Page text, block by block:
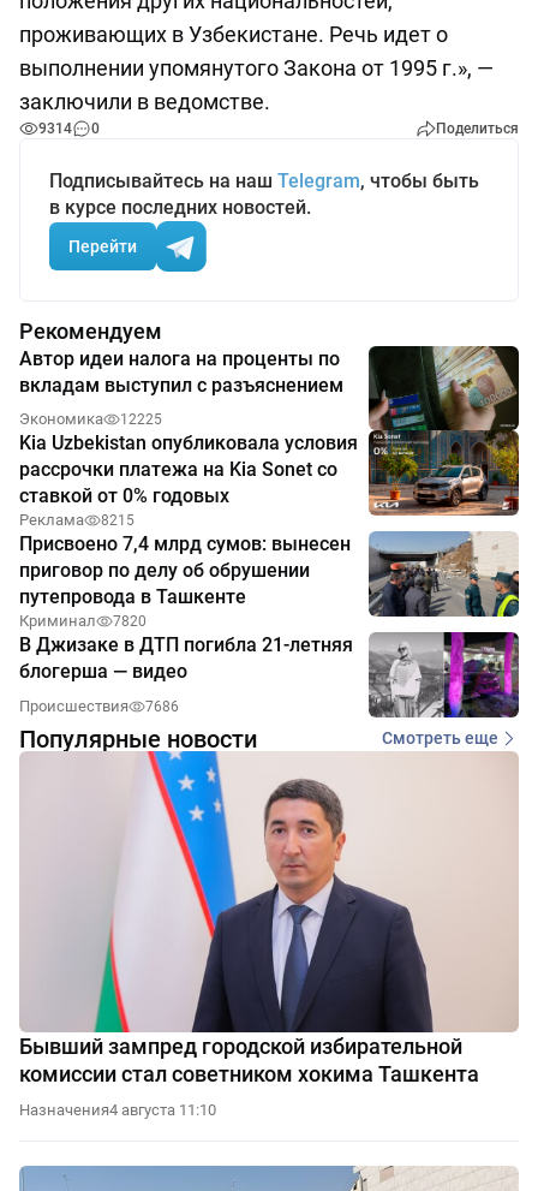
проживающих в Узбекистане. Речь идет о
выполнении упомянутого Закона от 1995 г.», —
заключили в ведомстве.
9314 0 Поделиться
Подписывайтесь на наш Telegram, чтобы быть
в курсе последних новостей.
Перейти
Рекомендуем
Автор идеи налога на проценты по
вкладам выступил с разъяснением
Экономика 12225
Kia Uzbekistan опубликовала условия
рассрочки платежа на Kia Sonet со
ставкой от 0% годовых
Реклама 8215
Присвоено 7,4 млрд сумов: вынесен
приговор по делу об обрушении
путепровода в Ташкенте
Криминал 7820
В Джизаке в ДТП погибла 21-летняя
блогерша — видео
Происшествия 7686
Популярные новости Смотреть еще
Бывший зампред городской избирательной
комиссии стал советником хокима Ташкента
Назначения4 августа 11:10